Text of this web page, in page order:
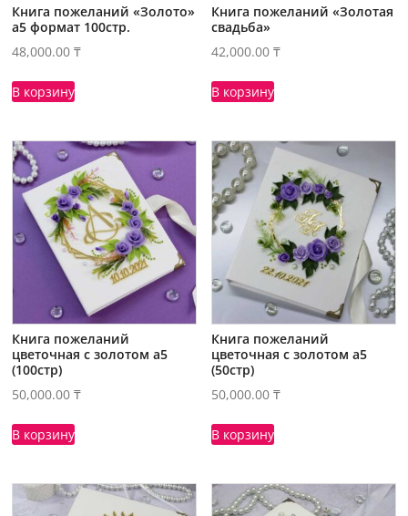
Книга пожеланий «Золото»
а5 формат 100стр.
48,000.00₸
В корзину
Книга пожеланий «Золотая
свадьба»
42,000.00₸
В корзину
Книга пожеланий
цветочная с золотом а5
(100стр)
50,000.00₸
В корзину
Книга пожеланий
цветочная с золотом а5
(50стр)
50,000.00₸
В корзину